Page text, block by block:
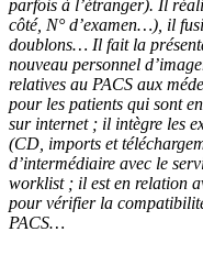
parfois à l’étranger). Il
côté, N° d’examen…), il
doublons… Il fait la
nouveau personnel
relatives au PACS aux
pour les patients qui sont
sur internet ; il intègre les
(CD, imports et
d’intermédiaire avec le
worklist ; il est en relation
pour vérifier la
PACS…